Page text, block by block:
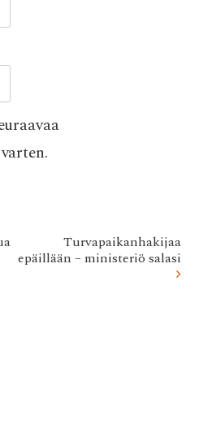
Turvapaikanhakijaa
epäillään – ministeriö salasi